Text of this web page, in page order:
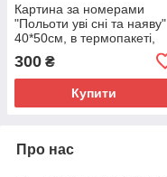
Картина за номерами
"Польоти уві сні та наяву"
40*50см, в термопакеті,
300 ₴
Купити
Про нас